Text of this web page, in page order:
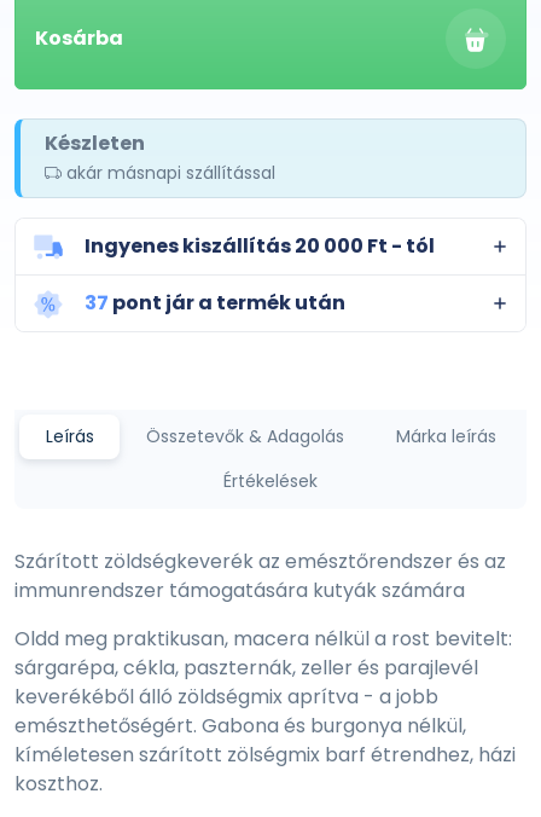
Kosárba
Készleten
akár másnapi szállítással
Ingyenes kiszállítás 20 000 Ft - tól
37 pont jár a termék után
Leírás Összetevők & Adagolás
Márka leírás
Értékelések
Szárított zöldségkeverék az emésztőrendszer és az
immunrendszer támogatására kutyák számára
Oldd meg praktikusan, macera nélkül a rost bevitelt:
sárgarépa, cékla, paszternák, zeller és parajlevél
keverékéből álló zöldségmix aprítva - a jobb
emészthetőségért. Gabona és burgonya nélkül,
kíméletesen szárított zölségmix barf étrendhez, házi
koszthoz.